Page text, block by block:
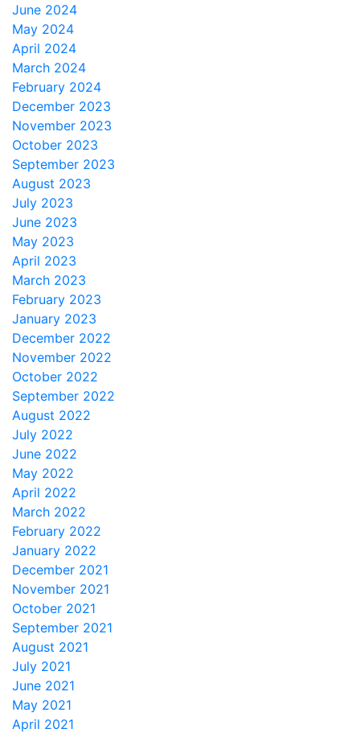
June 2024
May 2024
April 2024
March 2024
February 2024
December 2023
November 2023
October 2023
September 2023
August 2023
July 2023
June 2023
May 2023
April 2023
March 2023
February 2023
January 2023
December 2022
November 2022
October 2022
September 2022
August 2022
July 2022
June 2022
May 2022
April 2022
March 2022
February 2022
January 2022
December 2021
November 2021
October 2021
September 2021
August 2021
July 2021
June 2021
May 2021
April 2021